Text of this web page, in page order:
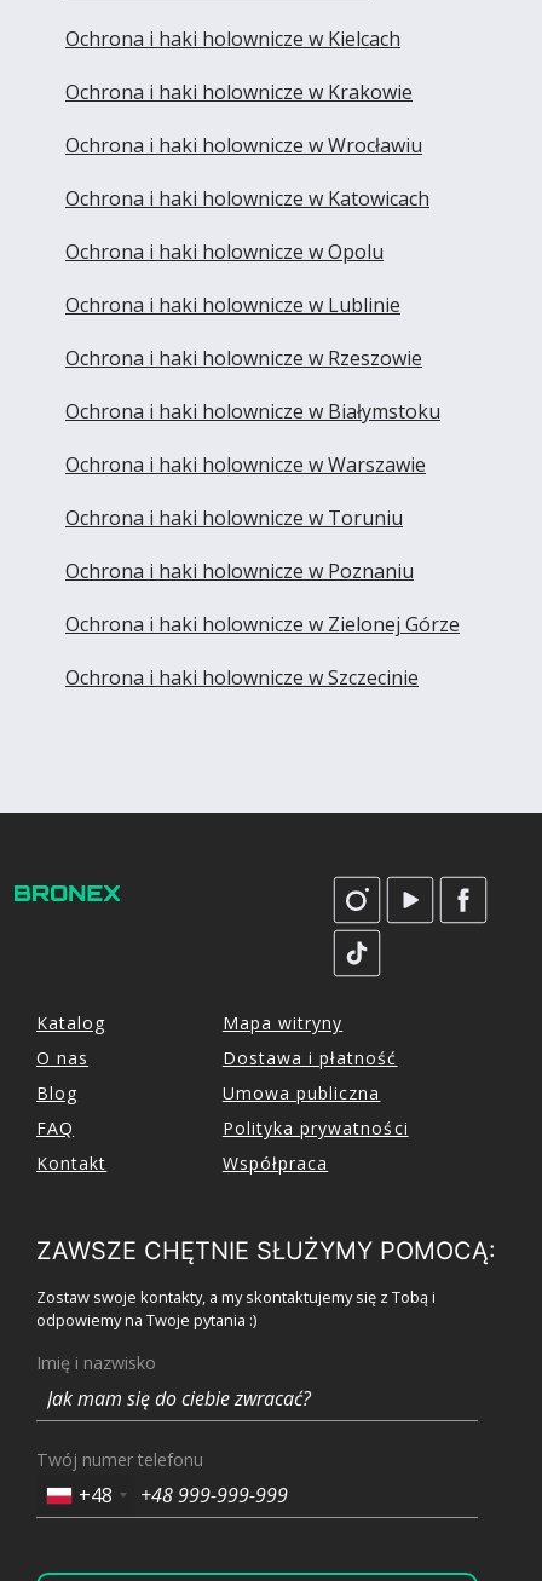
Ochrona i haki holownicze w Kielcach
Ochrona i haki holownicze w Krakowie
Ochrona i haki holownicze w Wrocławiu
Ochrona i haki holownicze w Katowicach
Ochrona i haki holownicze w Opolu
Ochrona i haki holownicze w Lublinie
Ochrona i haki holownicze w Rzeszowie
Ochrona i haki holownicze w Białymstoku
Ochrona i haki holownicze w Warszawie
Ochrona i haki holownicze w Toruniu
Ochrona i haki holownicze w Poznaniu
Ochrona i haki holownicze w Zielonej Górze
Ochrona i haki holownicze w Szczecinie
Katalog
O nas
Blog
FAQ
Kontakt
Mapa witryny
Dostawa i płatność
Umowa publiczna
Polityka prywatności
Współpraca
ZAWSZE CHĘTNIE SŁUŻYMY POMOCĄ:
Zostaw swoje kontakty, a my skontaktujemy się z Tobą i
odpowiemy na Twoje pytania :)
Imię i nazwisko
Twój numer telefonu
+48